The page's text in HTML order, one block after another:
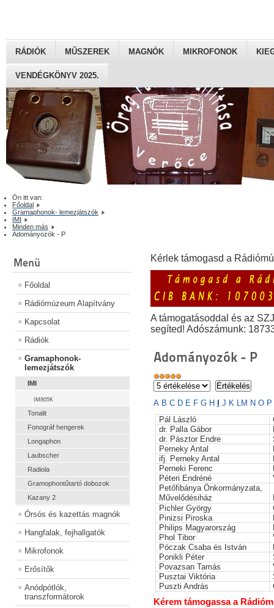
RÁDIÓK MŰSZEREK MAGNÓK MIKROFONOK
VENDÉGKÖNYV 2025.
Ön itt van:
Főoldal
Gramaphonok- lemezjátszók
IMI
Minden más
Adományozók - P
Menü
Főoldal
Rádiómúzeum Alapítvány
Kapcsolat
Rádiók
Gramaphonok-
lemezjátszók
IMI
IM805K
Tonalit
Fonográf hengerek
Longaphon
Laubscher
Radiola
Gramophontűtartó dobozok
Kazany 2
Órsós és kazettás magnók
Hangfalak, fejhallgatók
Mikrofonok
Erősítők
Anódpótlók,
transzformátorok
Kérlek támogasd a
A támogatásoddal és az
segíted! Adószámunk:
Adományozók - P
A B C D E F G H J K LM N O P
Pál László
dr. Palla Gábor
dr. Pásztor Endre
Perneky Antal
ifj. Perneky Antal
Perneki Ferenc
Péteri Endréné
Petőfibánya Önkormányzata,
Művelődésiház
Pichler György
Pinizsi Piroska
Philips Magyarország
Phol Tibor
Póczak Csaba és István
Ponikli Péter
Povazsan Tamás
Pusztai Viktória
Puszti András
Kérem támogassa a